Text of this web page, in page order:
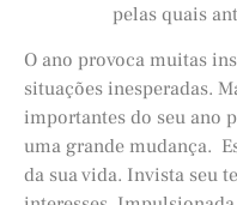
pelas quais
O ano provoca muitas
situações inesperadas.
importantes do seu ano
uma grande mudança.
da sua vida. Invista seu